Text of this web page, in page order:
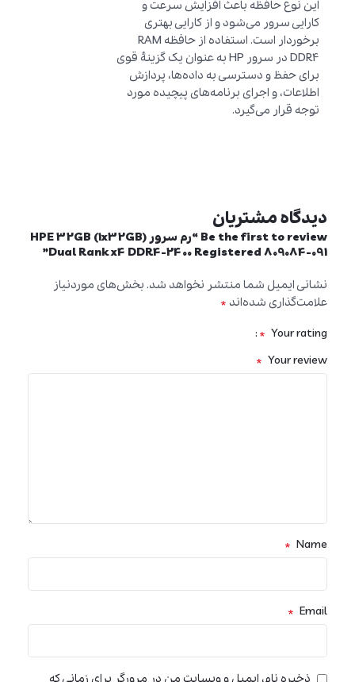
این نوع حافظه باعث افزایش سرعت و
کارایی سرور می‌شود و از کارایی بهتری
برخوردار است. استفاده از حافظه RAM
DDR4 در سرور HP به عنوان یک گزینهٔ قوی
برای حفظ و دسترسی به داده‌ها، پردازش
اطلاعات، و اجرای برنامه‌های پیچیده مورد
توجه قرار می‌گیرد.
دیدگاه مشتریان
Be the first to review “رم سرور HPE 32GB (1x32GB)
Dual Rank x4 DDR4-2400 Registered 809084-091”
نشانی ایمیل شما منتشر نخواهد شد. بخش‌های موردنیاز
علامت‌گذاری شده‌اند *
Your rating
*
Your review
*
Name
*
Email
*